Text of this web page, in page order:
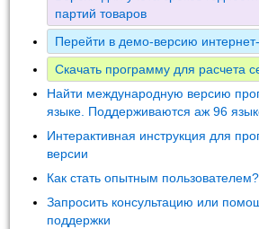
партий товаров
Перейти в демо-версию
Скачать программу для расчета
Найти международную версию
языке. Поддерживаются аж 96
Интерактивная инструкция для
версии
Как стать опытным пользователем?
Запросить консультацию или
поддержки